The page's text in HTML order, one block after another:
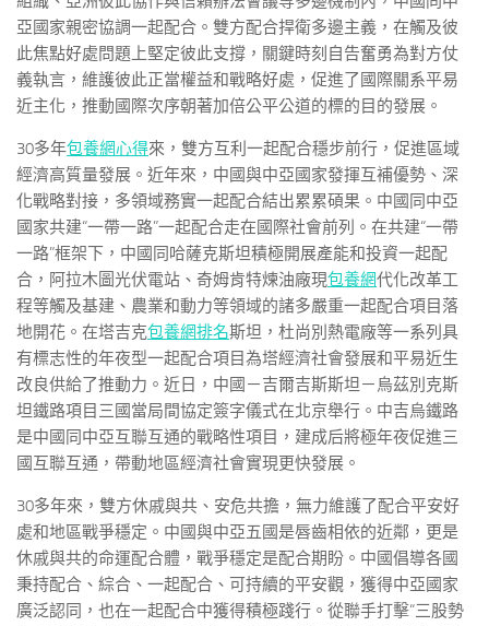
亞國家親密協調一起配合。雙方配合捍衛多邊主義，在觸及彼
此焦點好處問題上堅定彼此支撐，關鍵時刻自告奮勇為對方仗
義執言，維護彼此正當權益和戰略好處，促進了國際關系平易
近主化，推動國際次序朝著加倍公平公道的標的目的發展。
30多年包養網心得來，雙方互利一起配合穩步前行，促進區域
經濟高質量發展。近年來，中國與中亞國家發揮互補優勢、深
化戰略對接，多領域務實一起配合結出累累碩果。中國同中亞
國家共建“一帶一路”一起配合走在國際社會前列。在共建“一帶
一路”框架下，中國同哈薩克斯坦積極開展產能和投資一起配
合，阿拉木圖光伏電站、奇姆肯特煉油廠現包養網代化改革工
程等觸及基建、農業和動力等領域的諸多嚴重一起配合項目落
地開花。在塔吉克包養網排名斯坦，杜尚別熱電廠等一系列具
有標志性的年夜型一起配合項目為塔經濟社會發展和平易近生
改良供給了推動力。近日，中國－吉爾吉斯斯坦－烏茲別克斯
坦鐵路項目三國當局間協定簽字儀式在北京舉行。中吉烏鐵路
是中國同中亞互聯互通的戰略性項目，建成后將極年夜促進三
國互聯互通，帶動地區經濟社會實現更快發展。
30多年來，雙方休戚與共、安危共擔，無力維護了配合平安好
處和地區戰爭穩定。中國與中亞五國是唇齒相依的近鄰，更是
休戚與共的命運配合體，戰爭穩定是配合期盼。中國倡導各國
秉持配合、綜合、一起配合、可持續的平安觀，獲得中亞國家
廣泛認同，也在一起配合中獲得積極踐行。從聯手打擊“三股勢